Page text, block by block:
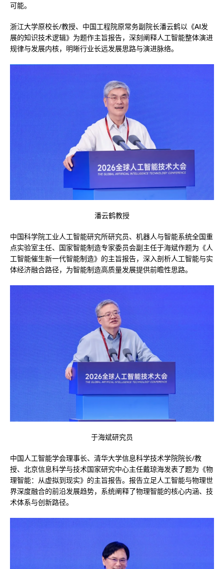
可能。
浙江大学原校长/教授、中国工程院原常务副院长潘云鹤以《AI发
展的知识技术逻辑》为题作主旨报告，深刻阐释人工智能整体演进
规律与发展内核，明晰行业长远发展思路与演进脉络。
潘云鹤教授
中国科学院工业人工智能研究所研究员、机器人与智能系统全国重
点实验室主任、国家智能制造专家委员会副主任于海斌作题为《人
工智能催生新一代智能制造》的主旨报告，深入剖析人工智能与实
体经济融合路径，为智能制造高质量发展提供前瞻性思路。
于海斌研究员
中国人工智能学会理事长、清华大学信息科学技术学院院长/教
授、北京信息科学与技术国家研究中心主任戴琼海发表了题为《物
理智能：从虚拟到现实》的主旨报告。报告立足人工智能与物理世
界深度融合的前沿发展趋势，系统阐释了物理智能的核心内涵、技
术体系与创新路径。